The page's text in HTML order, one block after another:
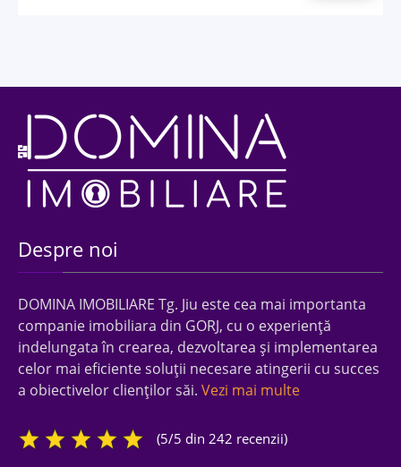
Despre noi
DOMINA IMOBILIARE Tg. Jiu este cea mai importanta
companie imobiliara din GORJ, cu o experienţă
indelungata în crearea, dezvoltarea şi implementarea
celor mai eficiente soluţii necesare atingerii cu succes
a obiectivelor clienţilor săi. Vezi mai multe
(5/5 din 242 recenzii)